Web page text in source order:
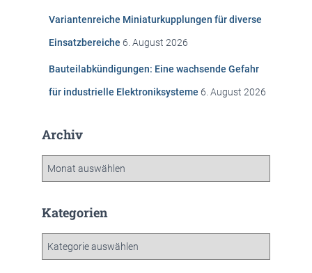
Variantenreiche Miniaturkupplungen für diverse
Einsatzbereiche 6. August 2026
Bauteilabkündigungen: Eine wachsende Gefahr
für industrielle Elektroniksysteme 6. August 2026
Archiv
h
Kategorien